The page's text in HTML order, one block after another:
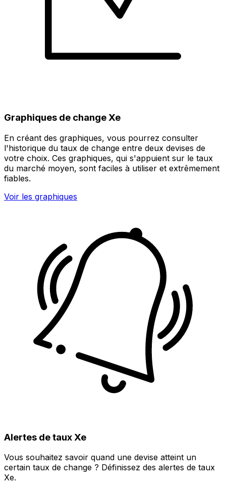
Graphiques de change Xe
En créant des graphiques, vous pourrez consulter
l'historique du taux de change entre deux devises de
votre choix. Ces graphiques, qui s'appuient sur le taux
du marché moyen, sont faciles à utiliser et extrêmement
fiables.
Voir les graphiques
Alertes de taux Xe
Vous souhaitez savoir quand une devise atteint un
certain taux de change ? Définissez des alertes de taux
Xe.